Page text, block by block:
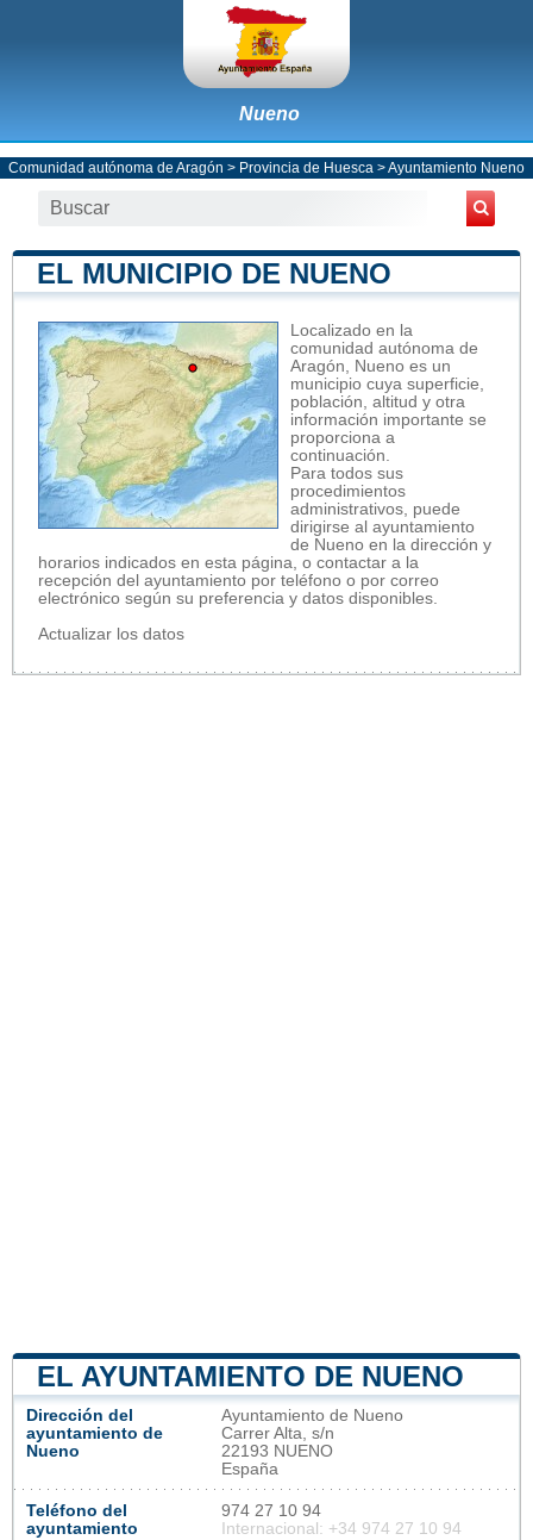
Nueno
Comunidad autónoma de Aragón > Provincia de Huesca >Ayuntamiento Nueno
EL MUNICIPIO DE NUENO
Localizado en la
comunidad autónoma de
Aragón, Nueno es un
municipio cuya superficie,
población, altitud y otra
información importante se
proporciona a
continuación.
Para todos sus
procedimientos
administrativos, puede
dirigirse al ayuntamiento
de Nueno en la dirección y
horarios indicados en esta página, o contactar a la
recepción del ayuntamiento por teléfono o por correo
electrónico según su preferencia y datos disponibles.
Actualizar los datos
EL AYUNTAMIENTO DE NUENO
Dirección del
ayuntamiento de
Nueno
Ayuntamiento de Nueno
Carrer Alta, s/n
22193 NUENO
España
Teléfono del
ayuntamiento
974 27 10 94
Internacional: +34 974 27 10 94